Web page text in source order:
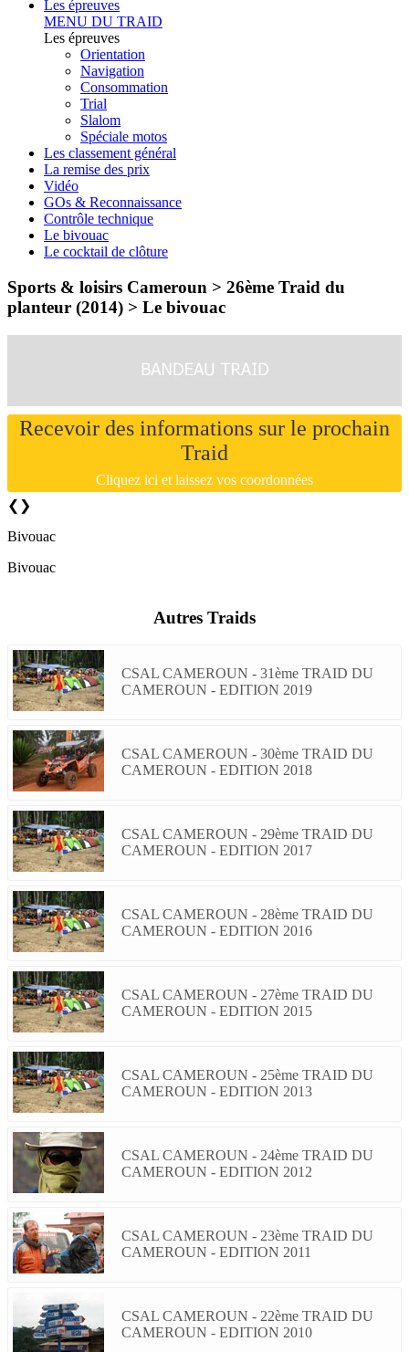
Les épreuves
MENU DU TRAID
Les épreuves
Orientation
Navigation
Consommation
Trial
Slalom
Spéciale motos
Les classement général
La remise des prix
Vidéo
GOs & Reconnaissance
Contrôle technique
Le bivouac
Le cocktail de clôture
Sports & loisirs Cameroun > 26ème Traid du
planteur (2014) > Le bivouac
Recevoir des informations sur le prochain
Traid
Cliquez ici et laissez vos coordonnées
❮ ❯
Bivouac
Bivouac
Autres Traids
CSAL CAMEROUN - 31ème TRAID DU
CAMEROUN - EDITION 2019
CSAL CAMEROUN - 30ème TRAID DU
CAMEROUN - EDITION 2018
CSAL CAMEROUN - 29ème TRAID DU
CAMEROUN - EDITION 2017
CSAL CAMEROUN - 28ème TRAID DU
CAMEROUN - EDITION 2016
CSAL CAMEROUN - 27ème TRAID DU
CAMEROUN - EDITION 2015
CSAL CAMEROUN - 25ème TRAID DU
CAMEROUN - EDITION 2013
CSAL CAMEROUN - 24ème TRAID DU
CAMEROUN - EDITION 2012
CSAL CAMEROUN - 23ème TRAID DU
CAMEROUN - EDITION 2011
CSAL CAMEROUN - 22ème TRAID DU
CAMEROUN - EDITION 2010